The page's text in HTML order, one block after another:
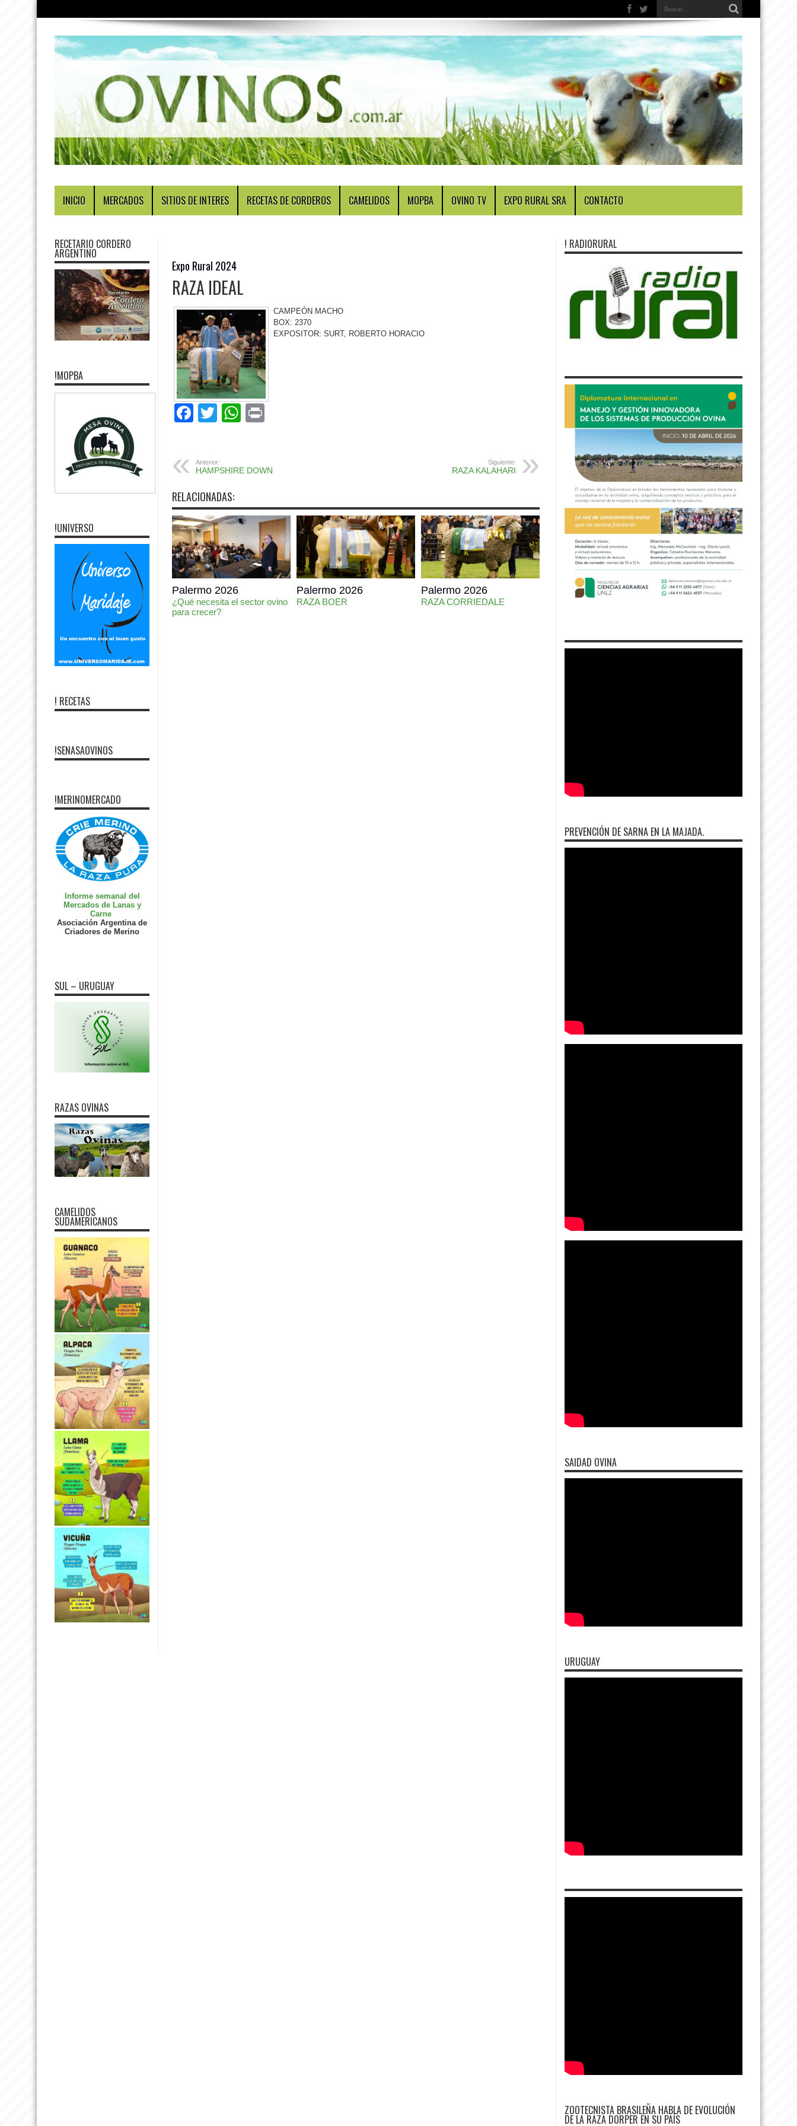
INICIO MERCADOS SITIOS DE INTERES RECETAS DE CORDEROS CAMELIDOS MOPBA OVINO TV EXPO RURAL SRA CONTACTO
Expo Rural 2024
RAZA IDEAL
CAMPEÓN MACHO
BOX: 2370
EXPOSITOR: SURT, ROBERTO HORACIO
Facebook
TwitterWhatsApp
Anterior:
HAMPSHIRE DOWN
Siguiente:
RAZA KALAHARI
RELACIONADAS:
Palermo 2026
¿Qué necesita el sector ovino
para crecer?
Palermo 2026
RAZA BOER
Palermo 2026
RAZA CORRIEDALE
RECETARIO CORDERO
ARGENTINO
!MOPBA
!UNIVERSO
! RECETAS
!SENASAOVINOS
!MERINOMERCADO
Informe semanal del
Mercados de Lanas y
Carne
Asociación Argentina de
Criadores de Merino
SUL – URUGUAY
RAZAS OVINAS
CAMELIDOS
SUDAMERICANOS
! RADIORURAL
PREVENCIÓN DE SARNA EN LA MAJADA.
SAIDAD OVINA
URUGUAY
ZOOTECNISTA BRASILEÑA HABLA DE EVOLUCIÓN
DE LA RAZA DORPER EN SU PAÍS